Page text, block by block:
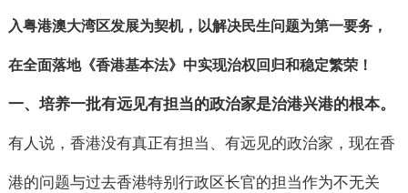
入粤港澳大湾区发展为契机，以解决民生问题为第一要务，
在全面落地《香港基本法》中实现治权回归和稳定繁荣！
一、培养一批有远见有担当的政治家是治港兴港的根本。
有人说，香港没有真正有担当、有远见的政治家，现在香
港的问题与过去香港特别行政区长官的担当作为不无关